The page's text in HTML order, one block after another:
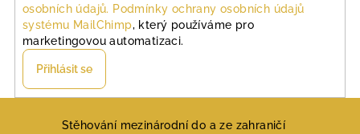
osobních údajů. Podmínky ochrany osobních údajů
systému MailChimp, který používáme pro
marketingovou automatizaci.
Přihlásit se
Stěhování mezinárodní do a ze zahraničí